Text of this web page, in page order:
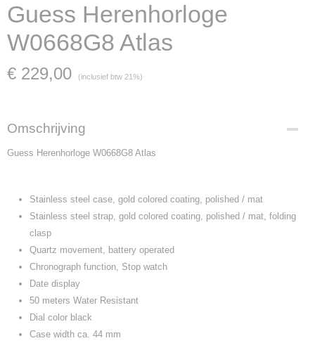
Guess Herenhorloge
W0668G8 Atlas
€ 229,00 (inclusief btw 21%)
Omschrijving
Guess Herenhorloge W0668G8 Atlas
Stainless steel case, gold colored coating, polished / mat
Stainless steel strap, gold colored coating, polished / mat, folding
clasp
Quartz movement, battery operated
Chronograph function, Stop watch
Date display
50 meters Water Resistant
Dial color black
Case width ca. 44 mm